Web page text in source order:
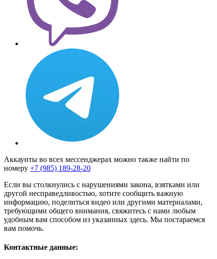
Аккаунты во всех мессенджерах можно также найти по
номеру +7 (985) 189-28-20
Если вы столкнулись с нарушениями закона, взятками или
другой несправедливостью, хотите сообщить важную
информацию, поделиться видео или другими материалами,
требующими общего внимания, свяжитесь с нами любым
удобным вам способом из указанных здесь. Мы постараемся
вам помочь.
Контактные данные: